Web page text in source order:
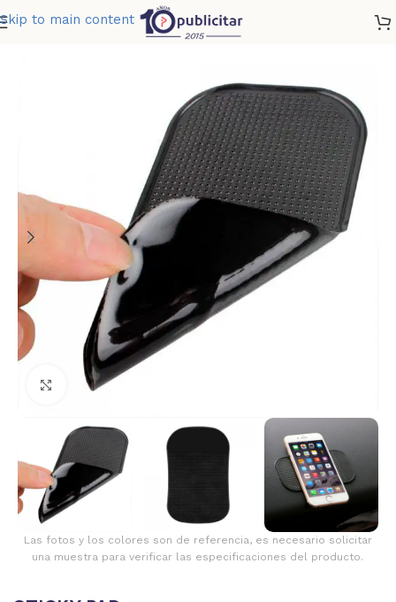
Skip to main content
STICKY PAD
Clic para ampliar
Las fotos y los colores son de referencia, es necesario solicitar
una muestra para verificar las especificaciones del producto.